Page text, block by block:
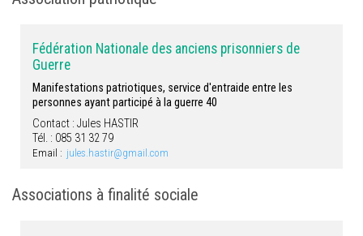
Fédération Nationale des anciens prisonniers de
Guerre
Manifestations patriotiques, service d'entraide entre les
personnes ayant participé à la guerre 40
Contact : Jules HASTIR
Tél. : 085 31 32 79
Email : jules.hastir@gmail.com
Associations à finalité sociale